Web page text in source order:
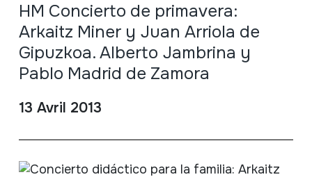
HM Concierto de primavera:
Arkaitz Miner y Juan Arriola de
Gipuzkoa. Alberto Jambrina y
Pablo Madrid de Zamora
13 Avril 2013